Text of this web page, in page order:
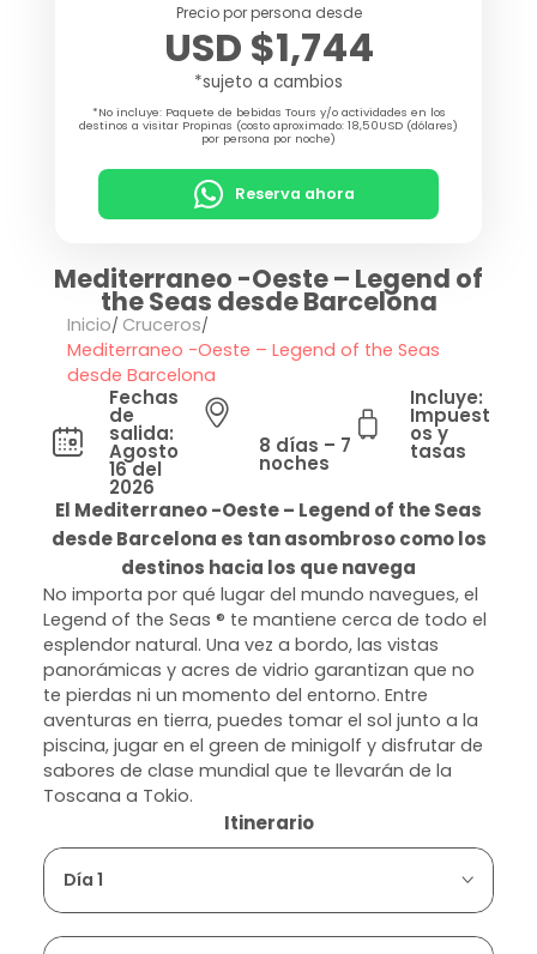
Precio por persona desde
USD $1,744
*sujeto a cambios
*No incluye: Paquete de bebidas Tours y/o actividades en los
destinos a visitar Propinas (costo aproximado: 18,50USD (dólares)
por persona por noche)
Reserva ahora
Mediterraneo -Oeste – Legend of
the Seas desde Barcelona
Inicio Cruceros
Mediterraneo -Oeste – Legend of the Seas
desde Barcelona
Fechas
de
salida:
Agosto
16 del
2026
8 días – 7
noches
Incluye:
Impuest
os y
tasas
El Mediterraneo -Oeste – Legend of the Seas
desde Barcelona es tan asombroso como los
destinos hacia los que navega
No importa por qué lugar del mundo navegues, el
Legend of the Seas ® te mantiene cerca de todo el
esplendor natural. Una vez a bordo, las vistas
panorámicas y acres de vidrio garantizan que no
te pierdas ni un momento del entorno. Entre
aventuras en tierra, puedes tomar el sol junto a la
piscina, jugar en el green de minigolf y disfrutar de
sabores de clase mundial que te llevarán de la
Toscana a Tokio.
Itinerario
Día 1